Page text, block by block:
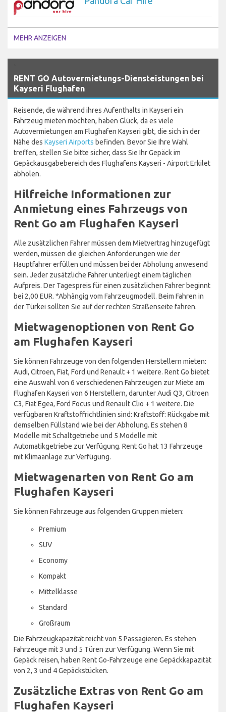
MEHR ANZEIGEN
RENT GO Autovermietungs-Diensteistungen bei
Kayseri Flughafen
Reisende, die während ihres Aufenthalts in Kayseri ein
Fahrzeug mieten möchten, haben Glück, da es viele
Autovermietungen am Flughafen Kayseri gibt, die sich in der
Nähe des Kayseri Airports befinden. Bevor Sie Ihre Wahl
treffen, stellen Sie bitte sicher, dass Sie Ihr Gepäck im
Gepäckausgabebereich des Flughafens Kayseri - Airport Erkilet
abholen.
Hilfreiche Informationen zur
Anmietung eines Fahrzeugs von
Rent Go am Flughafen Kayseri
Alle zusätzlichen Fahrer müssen dem Mietvertrag hinzugefügt
werden, müssen die gleichen Anforderungen wie der
Hauptfahrer erfüllen und müssen bei der Abholung anwesend
sein. Jeder zusätzliche Fahrer unterliegt einem täglichen
Aufpreis. Der Tagespreis für einen zusätzlichen Fahrer beginnt
bei 2,00 EUR. *Abhängig vom Fahrzeugmodell. Beim Fahren in
der Türkei sollten Sie auf der rechten Straßenseite fahren.
Mietwagenoptionen von Rent Go
am Flughafen Kayseri
Sie können Fahrzeuge von den folgenden Herstellern mieten:
Audi, Citroen, Fiat, Ford und Renault + 1 weitere. Rent Go bietet
eine Auswahl von 6 verschiedenen Fahrzeugen zur Miete am
Flughafen Kayseri von 6 Herstellern, darunter Audi Q3, Citroen
C3, Fiat Egea, Ford Focus und Renault Clio + 1 weitere. Die
verfügbaren Kraftstoffrichtlinien sind: Kraftstoff: Rückgabe mit
demselben Füllstand wie bei der Abholung. Es stehen 8
Modelle mit Schaltgetriebe und 5 Modelle mit
Automatikgetriebe zur Verfügung. Rent Go hat 13 Fahrzeuge
mit Klimaanlage zur Verfügung.
Mietwagenarten von Rent Go am
Flughafen Kayseri
Sie können Fahrzeuge aus folgenden Gruppen mieten:
Premium
SUV
Economy
Kompakt
Mittelklasse
Standard
Großraum
Die Fahrzeugkapazität reicht von 5 Passagieren. Es stehen
Fahrzeuge mit 3 und 5 Türen zur Verfügung. Wenn Sie mit
Gepäck reisen, haben Rent Go-Fahrzeuge eine Gepäckkapazität
von 2, 3 und 4 Gepäckstücken.
Zusätzliche Extras von Rent Go am
Flughafen Kayseri